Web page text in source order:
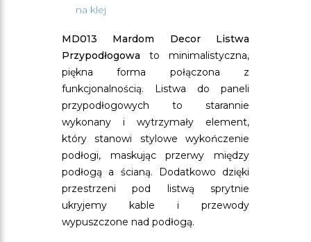
na klej
MD013 Mardom Decor Listwa
Przypodłogowa to minimalistyczna,
piękna forma połączona z
funkcjonalnością. Listwa do paneli
przypodłogowych to starannie
wykonany i wytrzymały element,
który stanowi stylowe wykończenie
podłogi, maskując przerwy między
podłogą a ścianą. Dodatkowo dzięki
przestrzeni pod listwą sprytnie
ukryjemy kable i przewody
wypuszczone nad podłogą.